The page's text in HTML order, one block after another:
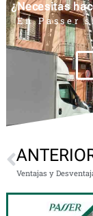
¿Necesitas
En Passer